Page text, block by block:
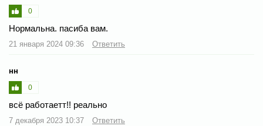
0
Нормальна. пасиба вам.
21 января 2024 09:36 Ответить
нн
0
всё работаетт!! реально
7 декабря 2023 10:37 Ответить